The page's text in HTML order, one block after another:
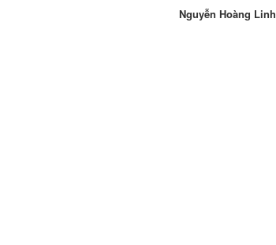
Nguyễn Hoàng Linh